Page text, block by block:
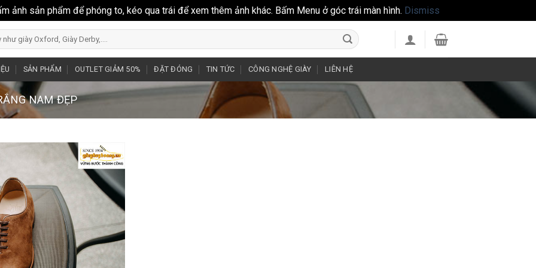
ảnh sản phẩm để phóng to, kéo qua trái để xem thêm ảnh khác. Bấm Menu ở góc trái màn hình. Dismiss
SẢN PHẨM OUTLET GIẢM 50% ĐẶT ĐÓNG TIN TỨC CÔNG NGHỆ GIÀY LIÊN HỆ
NAM ĐẸP